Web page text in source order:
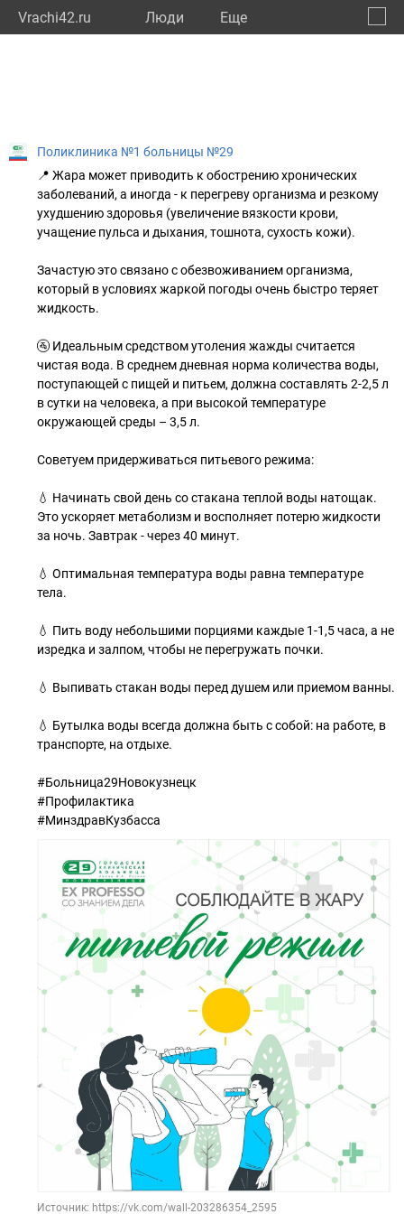
Vrachi42.ru Люди Eще
Поликлиника №1 больницы №29
📍 Жара может приводить к обострению хронических
заболеваний, а иногда - к перегреву организма и резкому
ухудшению здоровья (увеличение вязкости крови,
учащение пульса и дыхания, тошнота, сухость кожи).
Зачастую это связано с обезвоживанием организма,
который в условиях жаркой погоды очень быстро теряет
жидкость.
🚰 Идеальным средством утоления жажды считается
чистая вода. В среднем дневная норма количества воды,
поступающей с пищей и питьем, должна составлять 2-2,5 л
в сутки на человека, а при высокой температуре
окружающей среды – 3,5 л.
Советуем придерживаться питьевого режима:
💧 Начинать свой день со стакана теплой воды натощак.
Это ускоряет метаболизм и восполняет потерю жидкости
за ночь. Завтрак - через 40 минут.
💧 Оптимальная температура воды равна температуре
тела.
💧 Пить воду небольшими порциями каждые 1-1,5 часа, а не
изредка и залпом, чтобы не перегружать почки.
💧 Выпивать стакан воды перед душем или приемом ванны.
💧 Бутылка воды всегда должна быть с собой: на работе, в
транспорте, на отдыхе.
#Больница29Новокузнецк
#Профилактика
#МинздравКузбасса
Источник: https://vk.com/wall-203286354_2595